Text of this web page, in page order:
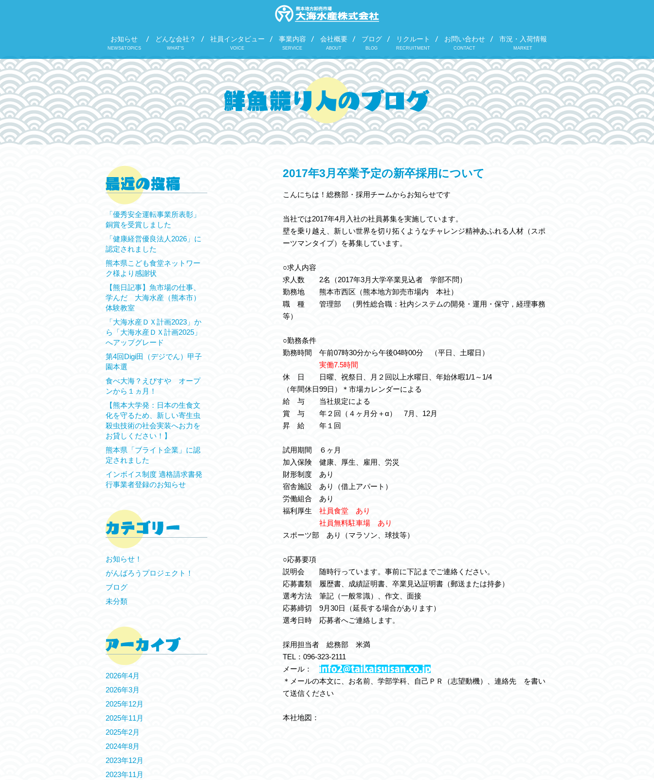
お知らせ
NEWS&TOPICS
どんな会社？
WHAT'S
社員インタビュー
VOICE
事業内容
SERVICE
会社概要
ABOUT
ブログ
BLOG
リクルート
RECRUITMENT
お問い合わせ
CONTACT
市況・入荷情報
MARKET
2017年3月卒業予定の新卒採用について
こんにちは！総務部・採用チームからお知らせです
当社では2017年4月入社の社員募集を実施しています。
壁を乗り越え、新しい世界を切り拓くようなチャレンジ精神あふれる人材（スポ
ーツマンタイプ）を募集しています。
○求人内容
求人数 2名（2017年3月大学卒業見込者 学部不問）
勤務地 熊本市西区（熊本地方卸売市場内 本社）
職 種 管理部 （男性総合職：社内システムの開発・運用・保守，経理事務
等）
○勤務条件
勤務時間 午前07時30分から午後04時00分 （平日、土曜日）
実働7.5時間
休 日 日曜、祝祭日、月２回以上水曜日、年始休暇1/1～1/4
（年間休日99日）＊市場カレンダーによる
給 与 当社規定による
賞 与 年２回（４ヶ月分＋α） 7月、12月
昇 給 年１回
試用期間 ６ヶ月
加入保険 健康、厚生、雇用、労災
財形制度 あり
宿舎施設 あり（借上アパート）
労働組合 あり
福利厚生 社員食堂 あり
社員無料駐車場 あり
スポーツ部 あり（マラソン、球技等）
○応募要項
説明会 随時行っています。事前に下記までご連絡ください。
応募書類 履歴書、成績証明書、卒業見込証明書（郵送または持参）
選考方法 筆記（一般常識）、作文、面接
応募締切 9月30日（延長する場合があります）
選考日時 応募者へご連絡します。
採用担当者 総務部 米満
TEL：096-323-2111
メール：
＊メールの本文に、お名前、学部学科、自己ＰＲ（志望動機）、連絡先 を書い
て送信ください
本社地図：
「優秀安全運転事業所表彰」
銅賞を受賞しました
「健康経営優良法人2026」に
認定されました
熊本県こども食堂ネットワー
ク様より感謝状
【熊日記事】魚市場の仕事、
学んだ 大海水産（熊本市）
体験教室
「大海水産ＤＸ計画2023」か
ら「大海水産ＤＸ計画2025」
へアップグレード
第4回Digi田（デジでん）甲子
園本選
食べ大海？えびすや オープ
ンから１ヵ月！
【熊本大学発：日本の生食文
化を守るため、新しい寄生虫
殺虫技術の社会実装へお力を
お貸しください！】
熊本県「ブライト企業」に認
定されました
インボイス制度 適格請求書発
行事業者登録のお知らせ
お知らせ！
がんばろうプロジェクト！
ブログ
未分類
2026年4月
2026年3月
2025年12月
2025年11月
2025年2月
2024年8月
2023年12月
2023年11月